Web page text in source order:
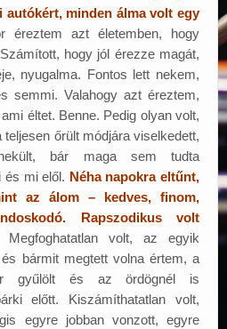
autókért, minden álma volt egy
éreztem azt életemben, hogy
hogy jól érezze magát,
nyugalma. Fontos lett nekem,
semmi. Valahogy azt éreztem,
éltet. Benne. Pedig olyan volt,
teljesen őrült módjára viselkedett,
bár maga sem tudta
és mi elől. Néha napokra eltűnt,
az álom – kedves, finom,
Rapszodikus volt
Megfoghatatlan volt, az egyik
bármit megtett volna értem, a
gyűlölt és az ördögnél is
előtt. Kiszámíthatatlan volt,
egyre jobban vonzott, egyre